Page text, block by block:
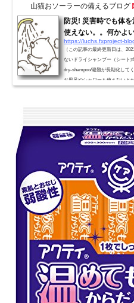
山猫おソーラーの備えるブログ
防災! 災害時でも体
使えない。。何かよ
https://luchs.fxproject-
（この記事の最終更新日は、
ないドライシャンプー（シート
dry-shampoo/避難が長期化して
お風呂やシャワーも使えないと